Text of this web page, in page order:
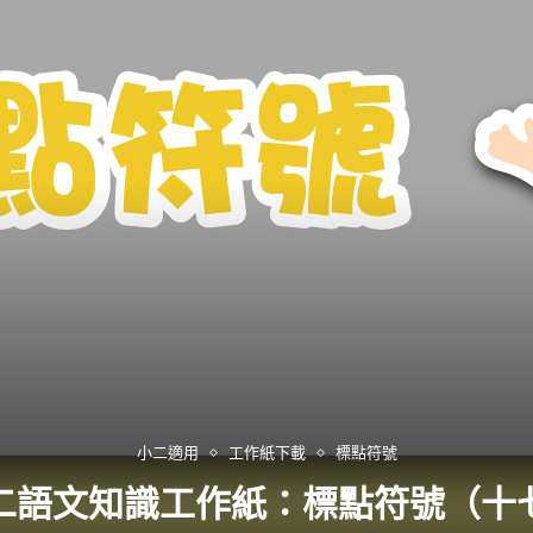
小二適用 工作紙下載 標點符號
語文知識工作紙：標點符號（十